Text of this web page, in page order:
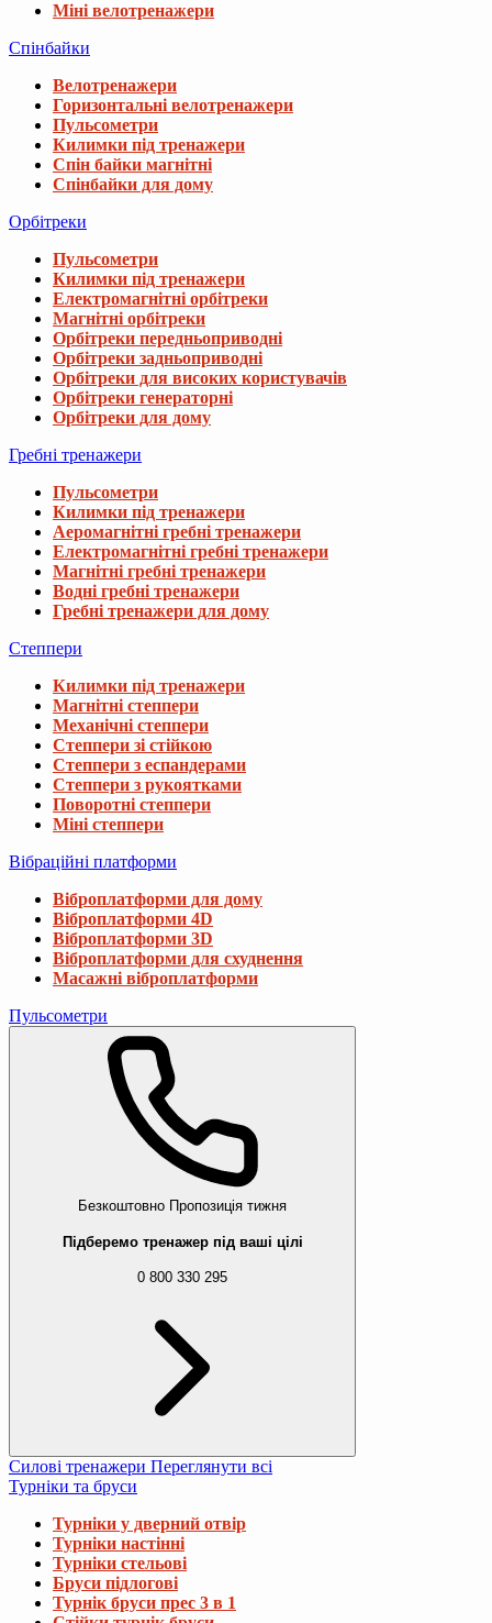
Міні велотренажери
Спінбайки
Велотренажери
Горизонтальні велотренажери
Пульсометри
Килимки під тренажери
Спін байки магнітні
Спінбайки для дому
Орбітреки
Пульсометри
Килимки під тренажери
Електромагнітні орбітреки
Магнітні орбітреки
Орбітреки передньоприводні
Орбітреки задньоприводні
Орбітреки для високих користувачів
Орбітреки генераторні
Орбітреки для дому
Гребні тренажери
Пульсометри
Килимки під тренажери
Аеромагнітні гребні тренажери
Електромагнітні гребні тренажери
Магнітні гребні тренажери
Водні гребні тренажери
Гребні тренажери для дому
Степпери
Килимки під тренажери
Магнітні степпери
Механічні степпери
Степпери зі стійкою
Степпери з еспандерами
Степпери з рукоятками
Поворотні степпери
Міні степпери
Вібраційні платформи
Віброплатформи для дому
Віброплатформи 4D
Віброплатформи 3D
Віброплатформи для схуднення
Масажні віброплатформи
Пульсометри
Безкоштовно Пропозиція тижня
Підберемо тренажер під ваші цілі
0 800 330 295
Силові тренажери Переглянути всі
Турніки та бруси
Турніки у дверний отвір
Турніки настінні
Турніки стельові
Бруси підлогові
Турнік бруси прес 3 в 1